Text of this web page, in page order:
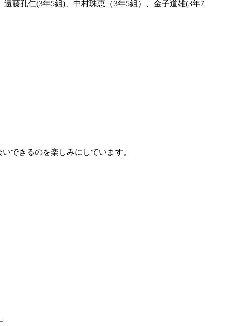
藤孔仁(3年5組)、中村珠恵（3年5組）、金子道雄(3年7
できるのを楽しみにしています。